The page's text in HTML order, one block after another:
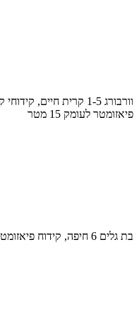
פיאזומטר לעומק 15 מטר
בת גלים 6 חיפה, קידוח פיאזומטר לעומק 12 מטר